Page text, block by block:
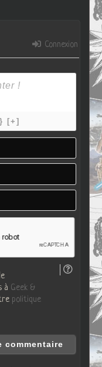
Connexion
[+]
P
e
d
o
E
m
i
S
t
à Geek &
politique